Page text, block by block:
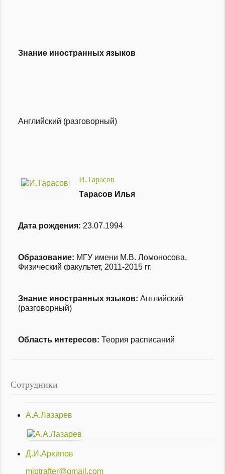
Знание иностранных языков
Английский (разговорный)
И.Тарасов
Тарасов Илья
Дата рождения: 23.07.1994
Образование: МГУ имени М.В. Ломоносова,
Физический факультет, 2011-2015 гг.
Знание иностранных языков: Английский
(разговорный)
Область интересов: Теория расписаний
Сотрудники
А.А.Лазарев
Д.И.Архипов
miptrafter@gmail.com